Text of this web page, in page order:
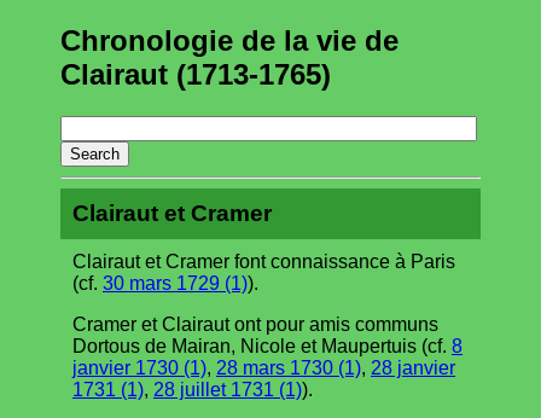
Chronologie de la vie de
Clairaut (1713-1765)
Clairaut et Cramer
Clairaut et Cramer font connaissance à Paris
(cf. 30 mars 1729 (1)).
Cramer et Clairaut ont pour amis communs
Dortous de Mairan, Nicole et Maupertuis (cf. 8
janvier 1730 (1), 28 mars 1730 (1), 28 janvier
1731 (1), 28 juillet 1731 (1)).